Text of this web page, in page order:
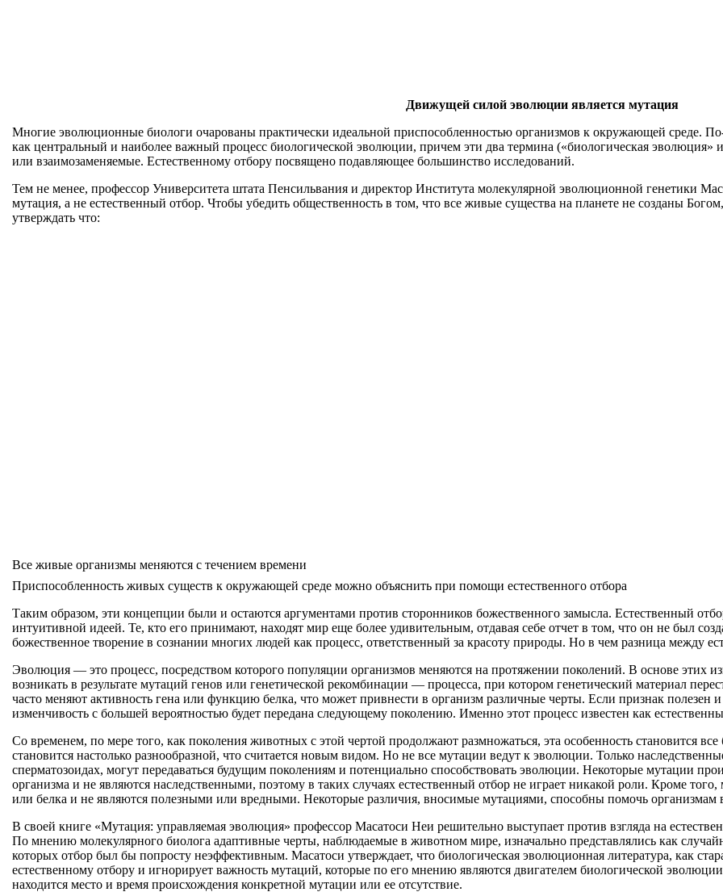
Движущей силой эволюции является мутация
Многие эволюционные биологи очарованы практически идеальной приспособленностью организмов к окружающей среде.
как центральный и наиболее важный процесс биологической эволюции, причем эти два термина («биологическая эволюция»
или взаимозаменяемые. Естественному отбору посвящено подавляющее большинство исследований.
Тем не менее, профессор Университета штата Пенсильвания и директор Института молекулярной эволюционной генетики
мутация, а не естественный отбор. Чтобы убедить общественность в том, что все живые существа на планете не созданы
утверждать что:
Все живые организмы меняются с течением времени
Приспособленность живых существ к окружающей среде можно объяснить при помощи естественного отбора
Таким образом, эти концепции были и остаются аргументами против сторонников божественного замысла. Естественный
интуитивной идеей. Те, кто его принимают, находят мир еще более удивительным, отдавая себе отчет в том, что он не был
божественное творение в сознании многих людей как процесс, ответственный за красоту природы. Но в чем разница между
Эволюция — это процесс, посредством которого популяции организмов меняются на протяжении поколений. В основе этих
возникать в результате мутаций генов или генетической рекомбинации — процесса, при котором генетический материал
часто меняют активность гена или функцию белка, что может привнести в организм различные черты. Если признак полезен
изменчивость с большей вероятностью будет передана следующему поколению. Именно этот процесс известен как
Со временем, по мере того, как поколения животных с этой чертой продолжают размножаться, эта особенность становится
становится настолько разнообразной, что считается новым видом. Но не все мутации ведут к эволюции. Только
сперматозоидах, могут передаваться будущим поколениям и потенциально способствовать эволюции. Некоторые мутации
организма и не являются наследственными, поэтому в таких случаях естественный отбор не играет никакой роли. Кроме
или белка и не являются полезными или вредными. Некоторые различия, вносимые мутациями, способны помочь
В своей книге «Мутация: управляемая эволюция» профессор Масатоси Неи решительно выступает против взгляда на
По мнению молекулярного биолога адаптивные черты, наблюдаемые в животном мире, изначально представлялись как
которых отбор был бы попросту неэффективным. Масатоси утверждает, что биологическая эволюционная литература, как
естественному отбору и игнорирует важность мутаций, которые по его мнению являются двигателем биологической
находится место и время происхождения конкретной мутации или ее отсутствие.